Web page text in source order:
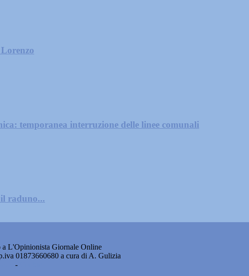
temporanea interruzione delle linee comunali
raduno...
L'Opinionista Giornale Online
01873660680 a cura di A. Gulizia
-